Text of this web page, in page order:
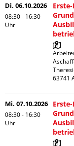
Di. 06.10.2026
08:30 - 16:30
Uhr
Mi. 07.10.2026
08:30 - 16:30
Uhr